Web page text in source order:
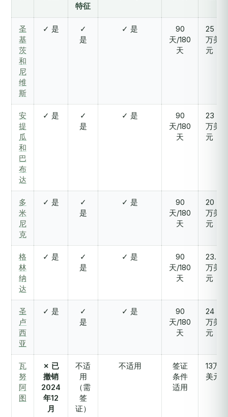
特征
圣
基
茨
和
尼
维
斯
✓ 是
✓
是
✓ 是
90
天/180
天
25
万美
元
安
提
瓜
和
巴
布
达
✓ 是
✓
是
✓ 是
90
天/180
天
23
万美
元
多
米
尼
克
✓ 是
✓
是
✓ 是
90
天/180
天
20
万美
元
格
林
纳
达
✓ 是
✓
是
✓ 是
90
天/180
天
23.5
万美
元
圣
卢
西
亚
✓ 是
✓
是
✓ 是
90
天/180
天
24
万美
元
瓦
努
阿
图
✗ 已
撤销
2024
年12
月
不适
用
（需
签
证）
不适用
签证
条件
适用
13万
美元